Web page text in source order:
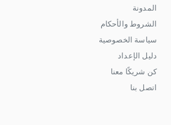
المدونة
الشروط والأحكام
سياسة الخصوصية
دليل الإعداد
كن شريكًا معنا
اتصل بنا